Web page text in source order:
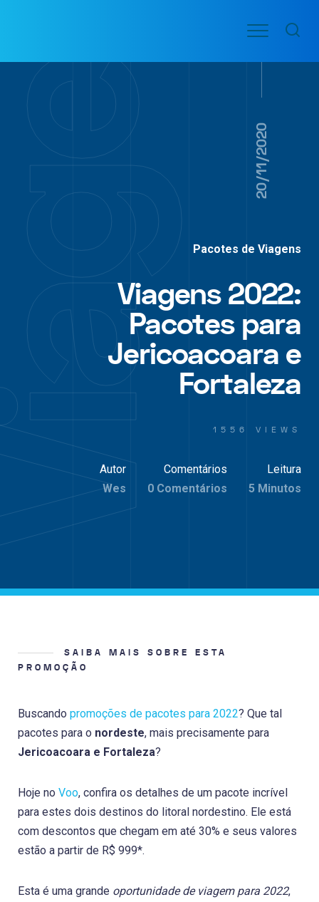
conteúdo
VOO
AÉREAS
Menu
20/11/2020
Pacotes de Viagens
Viagens 2022:
Pacotes para
Jericoacoara e
Fortaleza
1556 VIEWS
Autor
Wes
Comentários
0 Comentários
Leitura
5 Minutos
SAIBA MAIS SOBRE ESTA
PROMOÇÃO
Buscando promoções de pacotes para 2022? Que tal
pacotes para o nordeste, mais precisamente para
Jericoacoara e Fortaleza?
Hoje no Voo, confira os detalhes de um pacote incrível
para estes dois destinos do litoral nordestino. Ele está
com descontos que chegam em até 30% e seus valores
estão a partir de R$ 999*.
Esta é uma grande oportunidade de viagem para 2022,